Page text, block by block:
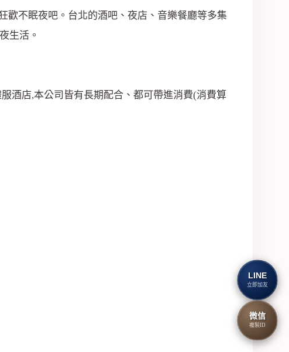
歡不眠夜吧。台北的酒吧、夜店、音樂餐廳等多集
生活。
酒店,本公司皆有長期配合、都可帶進消費(消費算
LINE
立即加友
微信
複製ID